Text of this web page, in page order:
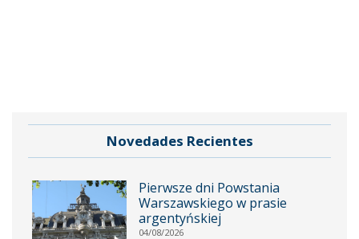
Novedades Recientes
Pierwsze dni Powstania
Warszawskiego w prasie
argentyńskiej
04/08/2026